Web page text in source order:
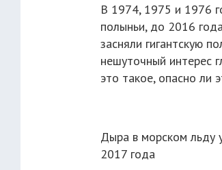
В 1974, 1975 и 1976
полыньи, до 2016
засняли гигантскую
нешуточный интерес
это такое, опасно ли
Дыра в морском льду
2017 года